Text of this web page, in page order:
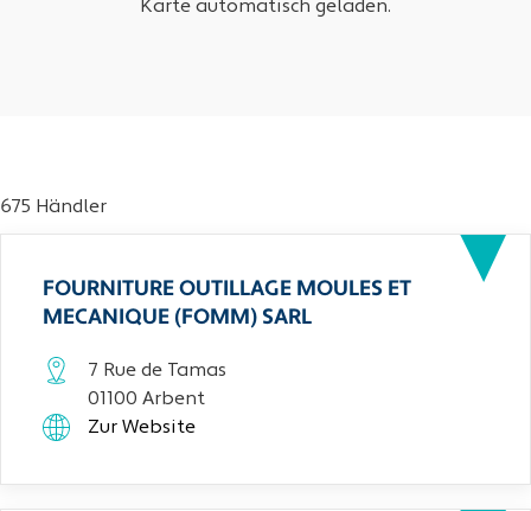
Karte automatisch geladen.
675 Händler
FOURNITURE OUTILLAGE MOULES ET
MECANIQUE (FOMM) SARL
7 Rue de Tamas
01100 Arbent
Zur Website